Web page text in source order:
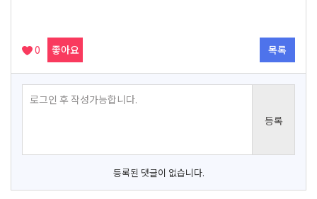
0 좋아요 목록
등록된 댓글이 없습니다.